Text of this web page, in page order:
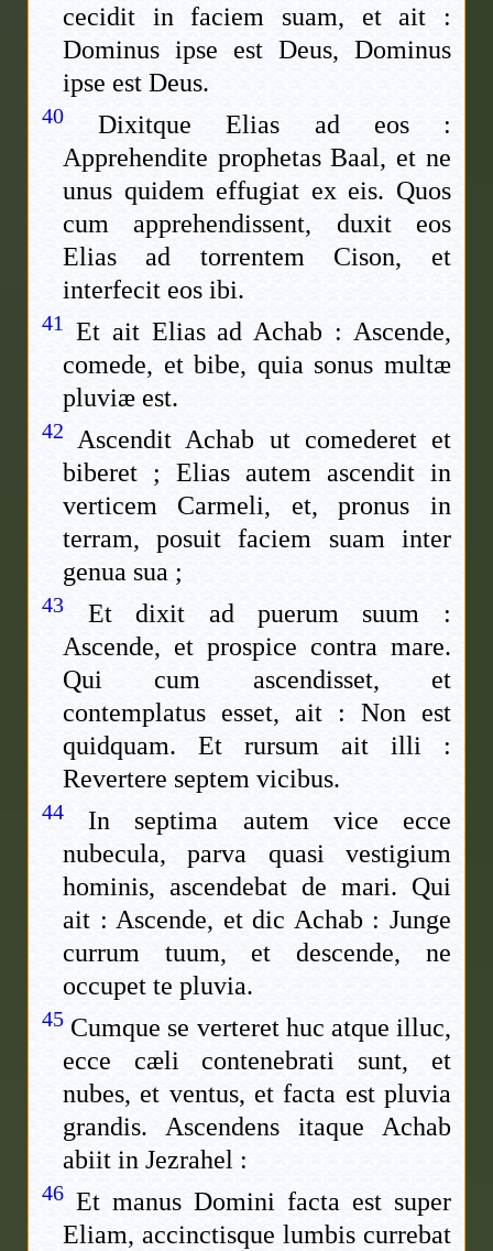
cecidit in faciem suam, et ait :
Dominus ipse est Deus, Dominus
ipse est Deus.
40
Dixitque Elias ad eos :
Apprehendite prophetas Baal, et ne
unus quidem effugiat ex eis. Quos
cum apprehendissent, duxit eos
Elias ad torrentem Cison, et
interfecit eos ibi.
41
Et ait Elias ad Achab : Ascende,
comede, et bibe, quia sonus multæ
pluviæ est.
42
Ascendit Achab ut comederet et
biberet ; Elias autem ascendit in
verticem Carmeli, et, pronus in
terram, posuit faciem suam inter
genua sua ;
43
Et dixit ad puerum suum :
Ascende, et prospice contra mare.
Qui cum ascendisset, et
contemplatus esset, ait : Non est
quidquam. Et rursum ait illi :
Revertere septem vicibus.
44
In septima autem vice ecce
nubecula, parva quasi vestigium
hominis, ascendebat de mari. Qui
ait : Ascende, et dic Achab : Junge
currum tuum, et descende, ne
occupet te pluvia.
45 Cumque se verteret huc atque illuc,
ecce cæli contenebrati sunt, et
nubes, et ventus, et facta est pluvia
grandis. Ascendens itaque Achab
abiit in Jezrahel :
46 Et manus Domini facta est super
Eliam, accinctisque lumbis currebat